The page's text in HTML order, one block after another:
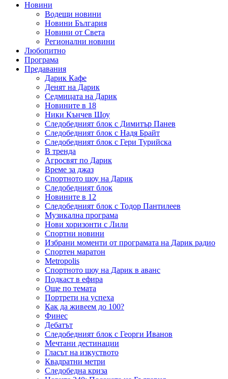
Новини
Водещи новини
Новини България
Новини от Света
Регионални новини
Любопитно
Програма
Предавания
Дарик Кафе
Денят на Дарик
Седмицата на Дарик
Новините в 18
Ники Кънчев Шоу
Следобедният блок с Димитър Панев
Следобедният блок с Надя Брайт
Следобедният блок с Гери Турийска
В тренда
Агросвят по Дарик
Време за джаз
Спортното шоу на Дарик
Следобедният блок
Новините в 12
Следобедният блок с Тодор Пантилеев
Музикална програма
Нови хоризонти с Лили
Спортни новини
Избрани моменти от програмата на Дарик радио
Спортен маратон
Metropolis
Спортното шоу на Дарик в аванс
Подкаст в ефира
Още по темата
Портрети на успеха
Как да живеем до 100?
Финес
Дебатът
Следобедният блок с Георги Иванов
Мечтани дестинации
Гласът на изкуството
Квадратни метри
Следобедна криза